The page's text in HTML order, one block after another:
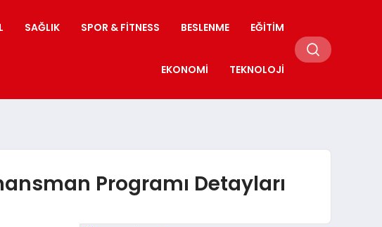
SAĞLIK SPOR & FITNESS BESLENME EĞITIM
EKONOMI TEKNOLOJI
Programı Detayları